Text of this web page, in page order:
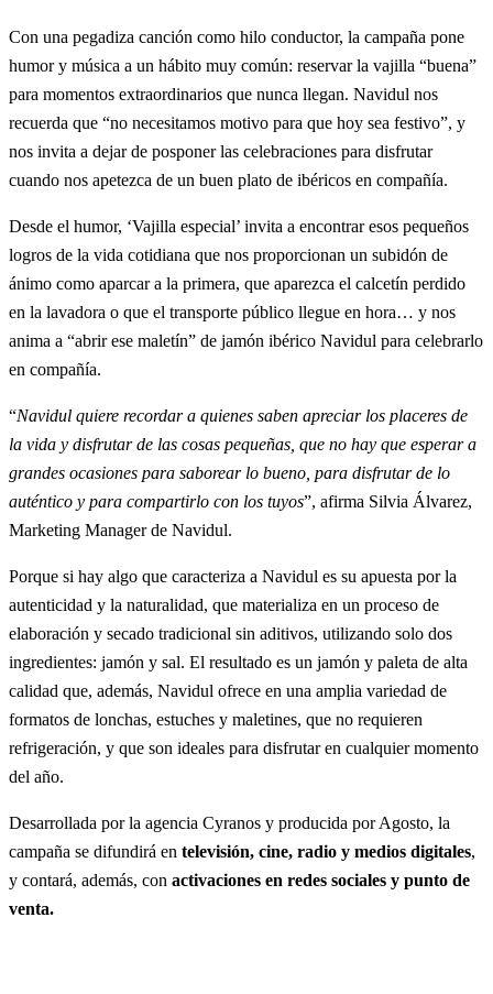
Con una pegadiza canción como hilo conductor, la campaña pone
humor y música a un hábito muy común: reservar la vajilla “buena”
para momentos extraordinarios que nunca llegan. Navidul nos
recuerda que “no necesitamos motivo para que hoy sea festivo”, y
nos invita a dejar de posponer las celebraciones para disfrutar
cuando nos apetezca de un buen plato de ibéricos en compañía.
Desde el humor, ‘Vajilla especial’ invita a encontrar esos pequeños
logros de la vida cotidiana que nos proporcionan un subidón de
ánimo como aparcar a la primera, que aparezca el calcetín perdido
en la lavadora o que el transporte público llegue en hora… y nos
anima a “abrir ese maletín” de jamón ibérico Navidul para celebrarlo
en compañía.
“Navidul quiere recordar a quienes saben apreciar los placeres de
la vida y disfrutar de las cosas pequeñas, que no hay que esperar a
grandes ocasiones para saborear lo bueno, para disfrutar de lo
auténtico y para compartirlo con los tuyos”, afirma Silvia Álvarez,
Marketing Manager de Navidul.
Porque si hay algo que caracteriza a Navidul es su apuesta por la
autenticidad y la naturalidad, que materializa en un proceso de
elaboración y secado tradicional sin aditivos, utilizando solo dos
ingredientes: jamón y sal. El resultado es un jamón y paleta de alta
calidad que, además, Navidul ofrece en una amplia variedad de
formatos de lonchas, estuches y maletines, que no requieren
refrigeración, y que son ideales para disfrutar en cualquier momento
del año.
Desarrollada por la agencia Cyranos y producida por Agosto, la
campaña se difundirá en televisión, cine, radio y medios digitales,
y contará, además, con activaciones en redes sociales y punto de
venta.